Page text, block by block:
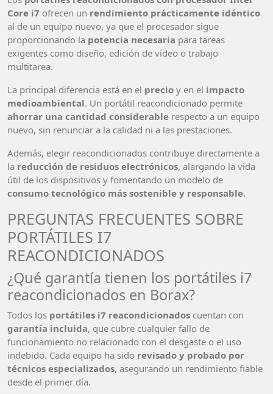
Core i7 ofrecen un rendimiento prácticamente idéntico
al de un equipo nuevo, ya que el procesador sigue
proporcionando la potencia necesaria para tareas
exigentes como diseño, edición de vídeo o trabajo
multitarea.
La principal diferencia está en el precio y en el impacto
medioambiental. Un portátil reacondicionado permite
ahorrar una cantidad considerable respecto a un equipo
nuevo, sin renunciar a la calidad ni a las prestaciones.
Además, elegir reacondicionados contribuye directamente a
la reducción de residuos electrónicos, alargando la vida
útil de los dispositivos y fomentando un modelo de
consumo tecnológico más sostenible y responsable.
PREGUNTAS FRECUENTES SOBRE
PORTÁTILES I7
REACONDICIONADOS
¿Qué garantía tienen los portátiles i7
reacondicionados en Borax?
Todos los portátiles i7 reacondicionados cuentan con
garantía incluida, que cubre cualquier fallo de
funcionamiento no relacionado con el desgaste o el uso
indebido. Cada equipo ha sido revisado y probado por
técnicos especializados, asegurando un rendimiento fiable
desde el primer día.